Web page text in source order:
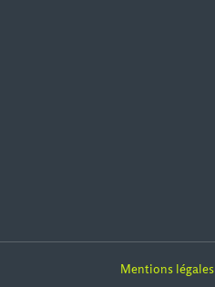
Mentions légales